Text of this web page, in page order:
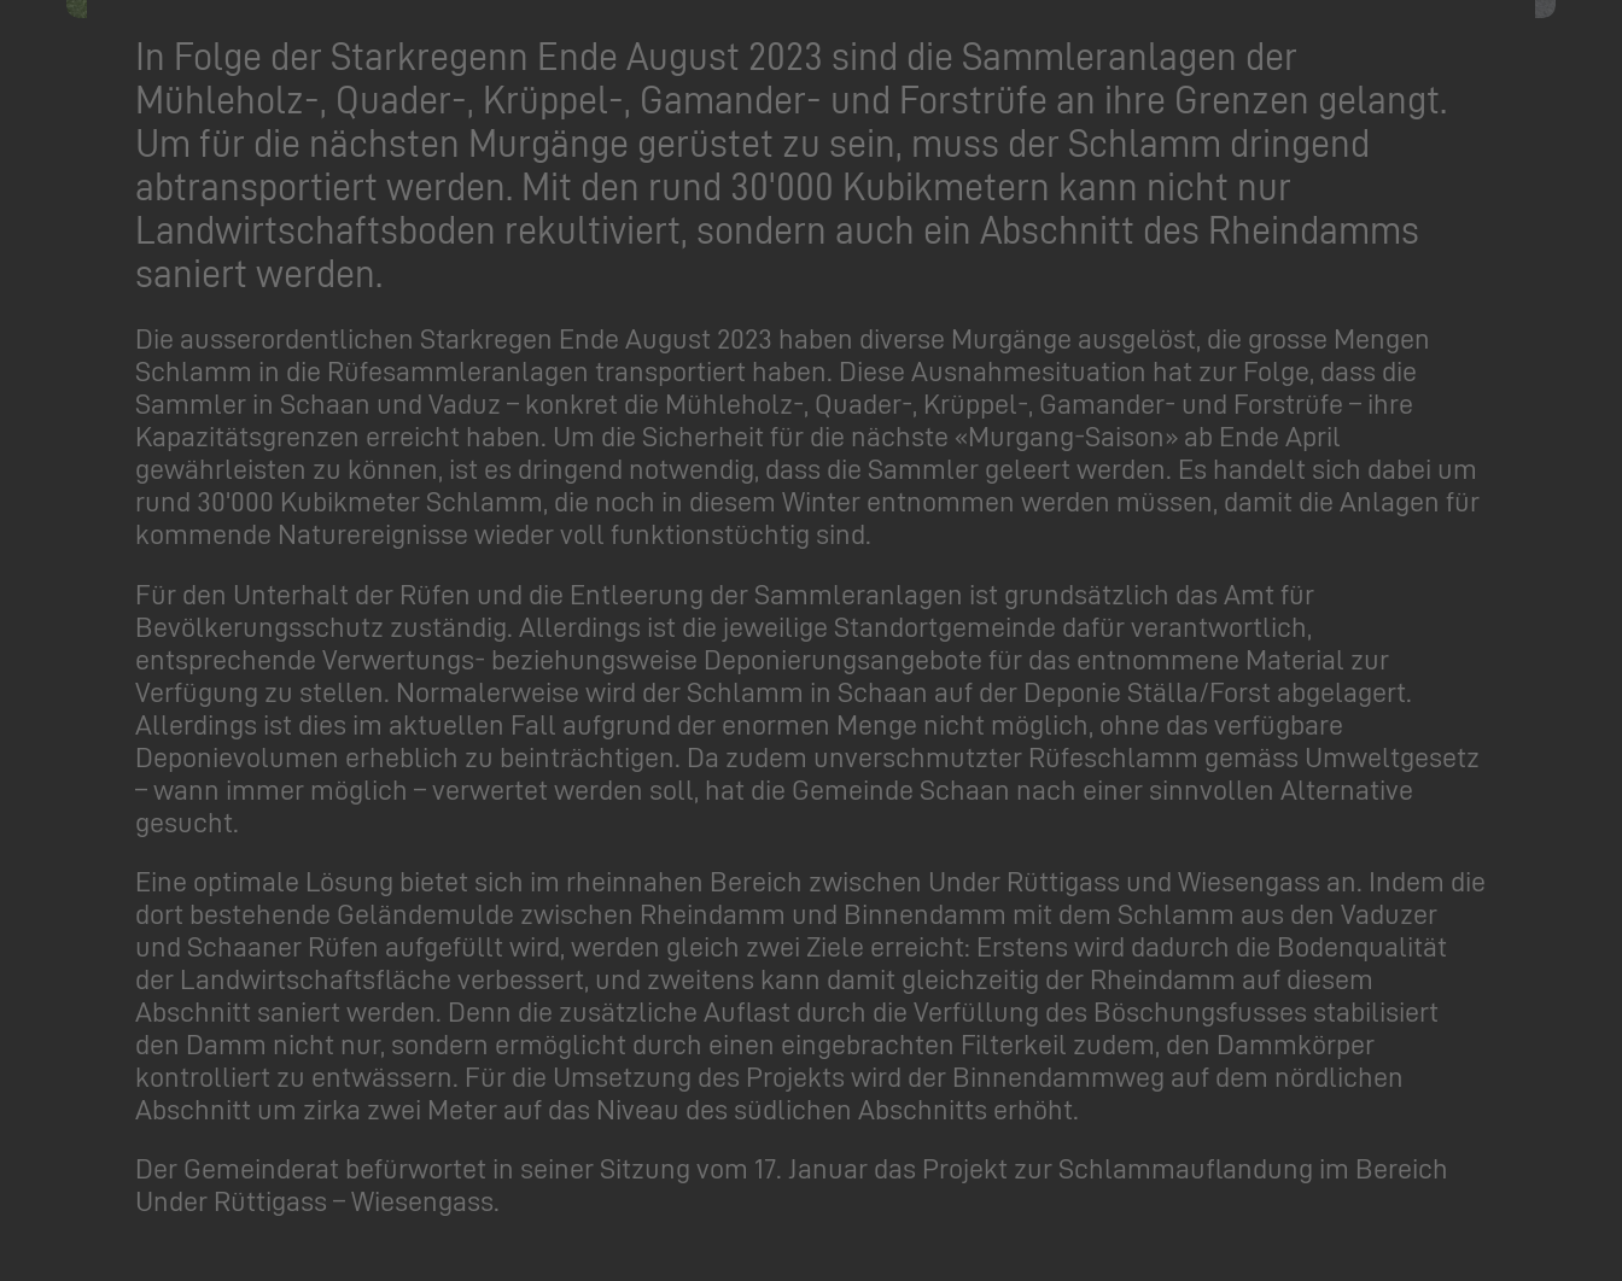
In Folge der Starkregenn Ende August 2023 sind die Sammleranlagen der
Mühleholz-, Quader-, Krüppel-, Gamander- und Forstrüfe an ihre Grenzen gelangt.
Um für die nächsten Murgänge gerüstet zu sein, muss der Schlamm dringend
abtransportiert werden. Mit den rund 30'000 Kubikmetern kann nicht nur
Landwirtschaftsboden rekultiviert, sondern auch ein Abschnitt des Rheindamms
saniert werden.
Die ausserordentlichen Starkregen Ende August 2023 haben diverse Murgänge ausgelöst, die grosse Mengen
Schlamm in die Rüfesammleranlagen transportiert haben. Diese Ausnahmesituation hat zur Folge, dass die
Sammler in Schaan und Vaduz – konkret die Mühleholz-, Quader-, Krüppel-, Gamander- und Forstrüfe – ihre
Kapazitätsgrenzen erreicht haben. Um die Sicherheit für die nächste «Murgang-Saison» ab Ende April
gewährleisten zu können, ist es dringend notwendig, dass die Sammler geleert werden. Es handelt sich dabei um
rund 30'000 Kubikmeter Schlamm, die noch in diesem Winter entnommen werden müssen, damit die Anlagen für
kommende Naturereignisse wieder voll funktionstüchtig sind.
Für den Unterhalt der Rüfen und die Entleerung der Sammleranlagen ist grundsätzlich das Amt für
Bevölkerungsschutz zuständig. Allerdings ist die jeweilige Standortgemeinde dafür verantwortlich,
entsprechende Verwertungs- beziehungsweise Deponierungsangebote für das entnommene Material zur
Verfügung zu stellen. Normalerweise wird der Schlamm in Schaan auf der Deponie Ställa/Forst abgelagert.
Allerdings ist dies im aktuellen Fall aufgrund der enormen Menge nicht möglich, ohne das verfügbare
Deponievolumen erheblich zu beinträchtigen. Da zudem unverschmutzter Rüfeschlamm gemäss Umweltgesetz
– wann immer möglich – verwertet werden soll, hat die Gemeinde Schaan nach einer sinnvollen Alternative
gesucht.
Eine optimale Lösung bietet sich im rheinnahen Bereich zwischen Under Rüttigass und Wiesengass an. Indem die
dort bestehende Geländemulde zwischen Rheindamm und Binnendamm mit dem Schlamm aus den Vaduzer
und Schaaner Rüfen aufgefüllt wird, werden gleich zwei Ziele erreicht: Erstens wird dadurch die Bodenqualität
der Landwirtschaftsfläche verbessert, und zweitens kann damit gleichzeitig der Rheindamm auf diesem
Abschnitt saniert werden. Denn die zusätzliche Auflast durch die Verfüllung des Böschungsfusses stabilisiert
den Damm nicht nur, sondern ermöglicht durch einen eingebrachten Filterkeil zudem, den Dammkörper
kontrolliert zu entwässern. Für die Umsetzung des Projekts wird der Binnendammweg auf dem nördlichen
Abschnitt um zirka zwei Meter auf das Niveau des südlichen Abschnitts erhöht.
Der Gemeinderat befürwortet in seiner Sitzung vom 17. Januar das Projekt zur Schlammauflandung im Bereich
Under Rüttigass – Wiesengass.